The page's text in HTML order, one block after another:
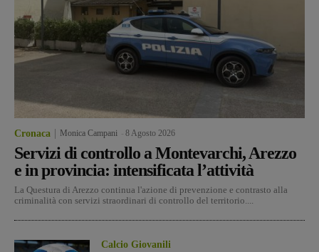
Cronaca Monica Campani 8 Agosto 2026
Servizi di controllo a Montevarchi, Arezzo
e in provincia: intensificata l’attività
La Questura di Arezzo continua l'azione di prevenzione e contrasto alla
criminalità con servizi straordinari di controllo del territorio....
Calcio Giovanili